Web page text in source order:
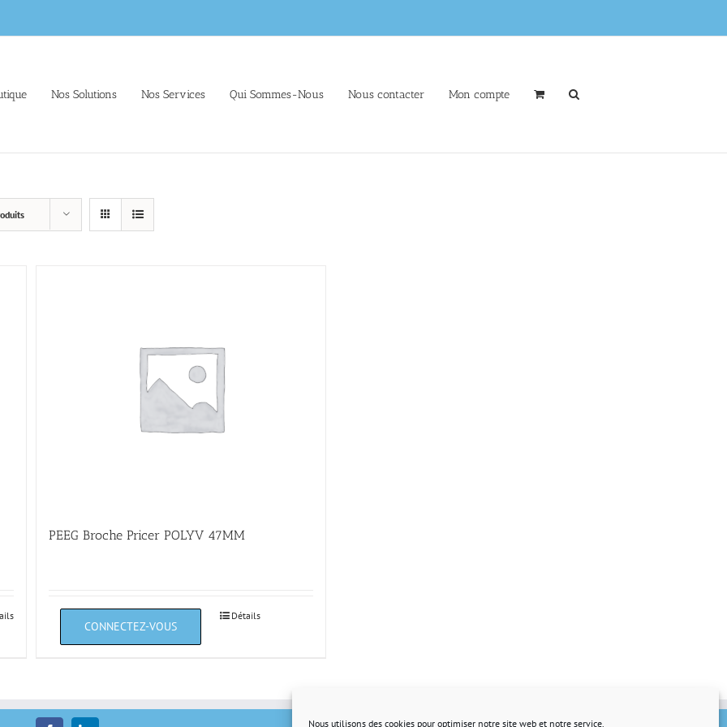
Nous utilisons des cookies pour optimiser notre site web et notre service.
Nos Solutions Nos Services Qui Sommes-Nous Nous contacter Mon compte
PEEG Broche Pricer POLYV 47MM
Détails